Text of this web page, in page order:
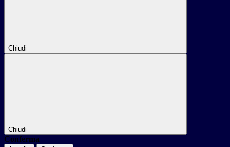
Chiudi
Chiudi
Conferma